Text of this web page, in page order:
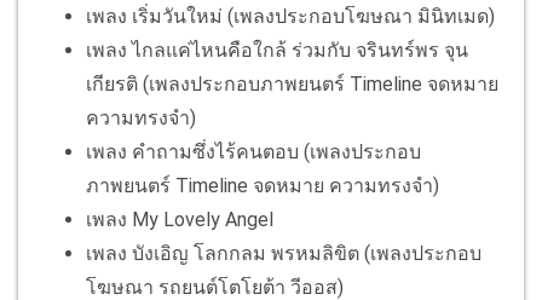
เพลง เริ่มวันใหม่ (เพลงประกอบโฆษณา มินิทเมด)
เพลง ไกลแค่ไหนคือใกล้ ร่วมกับ จรินทร์พร จุน
เกียรติ (เพลงประกอบภาพยนตร์ Timeline จดหมาย
ความทรงจำ)
เพลง คำถามซึ่งไร้คนตอบ (เพลงประกอบ
ภาพยนตร์ Timeline จดหมาย ความทรงจำ)
เพลง My Lovely Angel
เพลง บังเอิญ โลกกลม พรหมลิขิต (เพลงประกอบ
โฆษณา รถยนต์โตโยต้า วีออส)